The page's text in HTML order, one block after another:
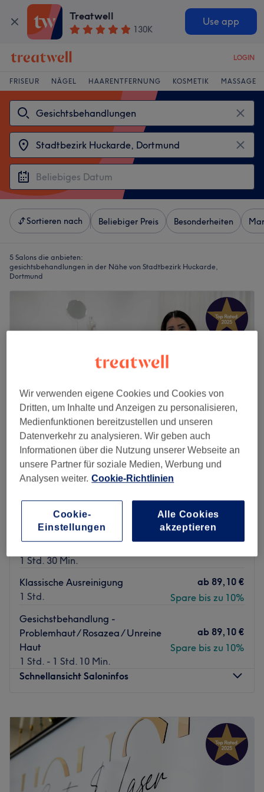
Treatwell
130K
Use app
LOGIN
FRISEUR NÄGEL HAARENTFERNUNG KOSMETIK MASSAGE
Sortieren nach Beliebiger Preis Besonderheiten
5 Salons die anbieten:
gesichtsbehandlungen in der Nähe von Stadtbezirk Huckarde,
Dortmund
Sunabel Cosmetics
4,9
182 Bewertungen
Nebenzeiten
Aqua Facial Glow Royal – inkl.
Microneedling & LED Lichttherapie
/ Ice Balls Massage
1 Std. 30 Min.
ab 179,10 €
Klassische Ausreinigung
1 Std.
ab 89,10 €
Spare bis zu 10%
Gesichstbehandlung -
Problemhaut/ Rosazea / Unreine
Haut
1 Std. - 1 Std. 10 Min.
ab 89,10 €
Spare bis zu 10%
Schnellansicht Saloninfos
Dienstag
Geschlossen
Mittwoch
Geschlossen
Donnerstag
–18:30
18:30
Samstag
Wir verwenden eigene Cookies und Cookies von
Dritten, um Inhalte und Anzeigen zu personalisieren,
Medienfunktionen bereitzustellen und unseren
Datenverkehr zu analysieren. Wir geben auch
Informationen über die Nutzung unserer Webseite an
unsere Partner für soziale Medien, Werbung und
Analysen weiter. Cookie-Richtlinien
Cookie-
Einstellungen
Alle Cookies
akzeptieren